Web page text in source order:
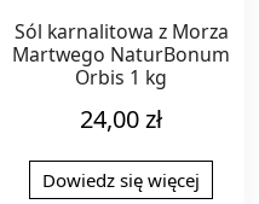
Sól karnalitowa z Morza
Martwego NaturBonum
Orbis 1 kg
24,00zł
Dowiedz się więcej